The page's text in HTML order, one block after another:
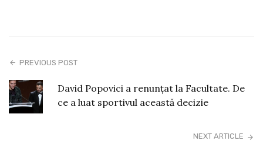
PREVIOUS POST
David Popovici a renunțat la Facultate. De
ce a luat sportivul această decizie
NEXT ARTICLE